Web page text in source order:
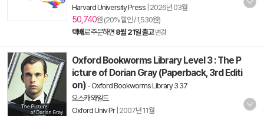
Harvard University Press 2026년 03월
50,740원 (20% 할인 / 1,530원)
택배로 주문하면 8월 21일 출고 변경
Oxford Bookworms Library Level 3 : The P
icture of Dorian Gray (Paperback, 3rd Editi
on) -Oxford Bookworms Library 3 37
오스카 와일드
Oxford Univ Pr| 2007년 11월